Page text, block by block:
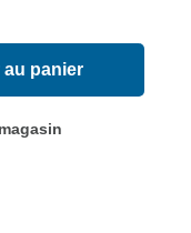
panier